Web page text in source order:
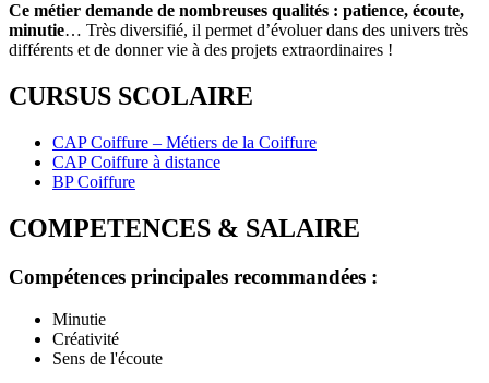
Ce métier demande de nombreuses qualités : patience, écoute,
minutie… Très diversifié, il permet d’évoluer dans des univers très
différents et de donner vie à des projets extraordinaires !
CURSUS SCOLAIRE
CAP Coiffure – Métiers de la Coiffure
CAP Coiffure à distance
BP Coiffure
COMPETENCES & SALAIRE
Compétences principales recommandées :
Minutie
Créativité
Sens de l'écoute